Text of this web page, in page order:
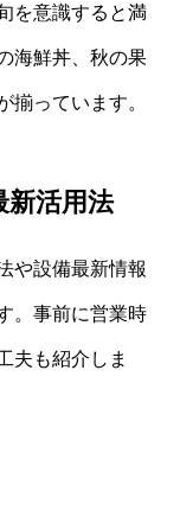
を意識すると満
海鮮丼、秋の果
揃っています。
新活用法
や設備最新情報
。事前に営業時
夫も紹介しま